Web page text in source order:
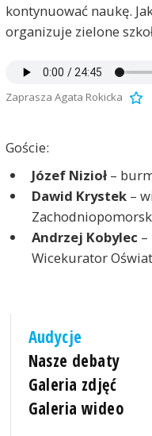
kontynuować naukę.
organizuje zielone
Zaprasza Agata Rokicka
Goście:
Józef Nizioł–
Dawid Krystek–
Andrzej Kobylec
Wicekurator
Audycje
Nasze debaty
Galeria zdjęć
Galeria wideo